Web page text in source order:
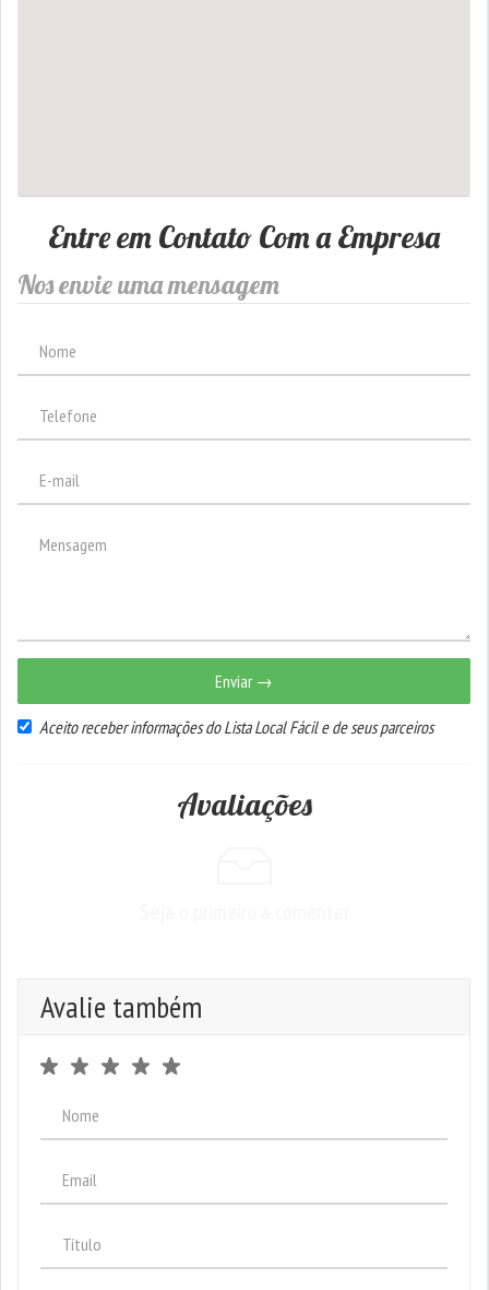
Entre em Contato Com a Empresa
Nos envie uma mensagem
Enviar →
Aceito receber informações do Lista Local Fácil e de seus parceiros
Avaliações
Avalie também